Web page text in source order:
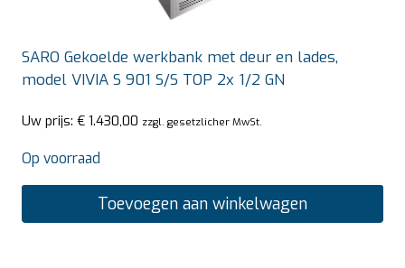
SARO Gekoelde werkbank met deur en lades,
model VIVIA S 901 S/S TOP 2x 1/2 GN
Uw prijs: € 1.430,00 zzgl. gesetzlicher MwSt.
Op voorraad
Toevoegen aan winkelwagen